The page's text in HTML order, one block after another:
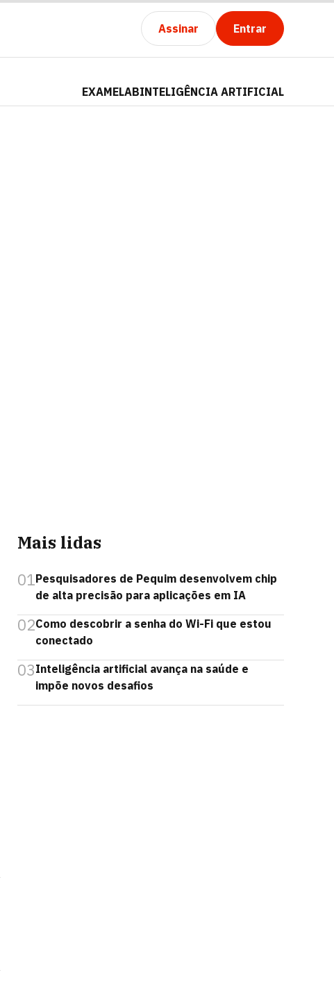
Assinar Entrar
EXAMELABINTELIGÊNCIA ARTIFICIAL
Mais lidas
01Pesquisadores de Pequim desenvolvem chip
de alta precisão para aplicações em IA
02Como descobrir a senha do Wi-Fi que estou
conectado
03Inteligência artificial avança na saúde e
impõe novos desafios